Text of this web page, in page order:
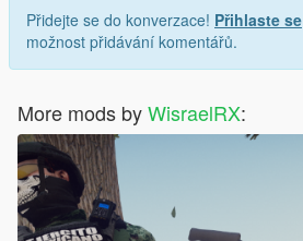
Přidejte se do konverzace! Přihlaste se
možnost přidávání komentářů.
More mods byWisraelRX: